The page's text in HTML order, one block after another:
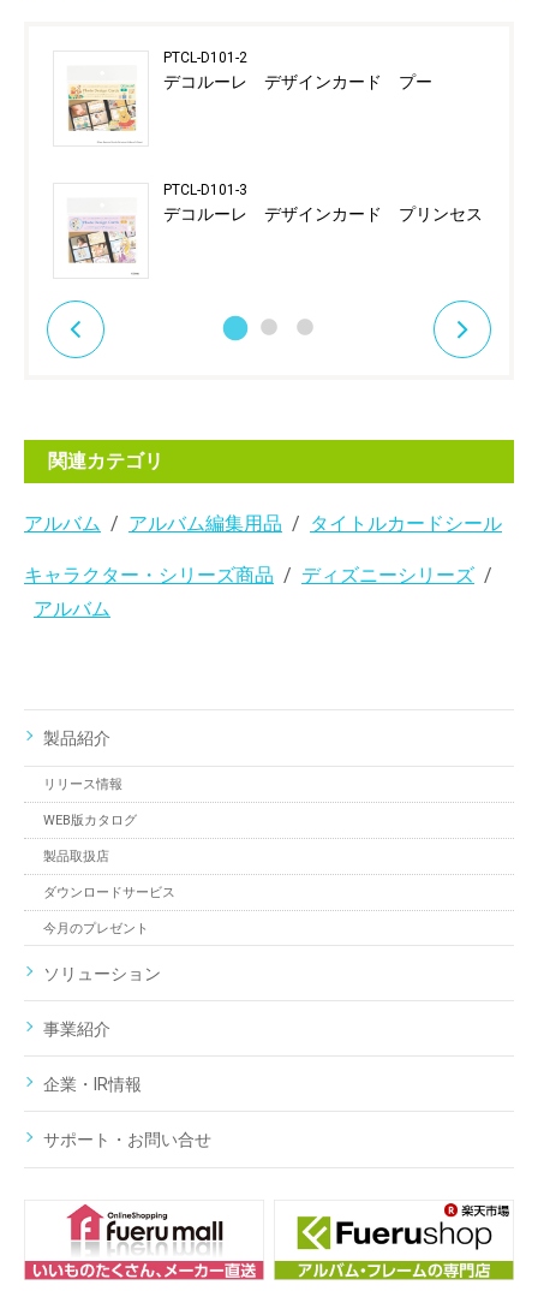
PTCL-D101-2
デコルーレ デザインカード プー
PTCL-D101-3
デコルーレ デザインカード プリンセス
関連カテゴリ
アルバム アルバム編集用品 タイトルカードシール
キャラクター・シリーズ商品
ディズニーシリーズ
アルバム
製品紹介
リリース情報
WEB版カタログ
製品取扱店
ダウンロードサービス
今月のプレゼント
ソリューション
事業紹介
企業・IR情報
サポート・お問い合せ